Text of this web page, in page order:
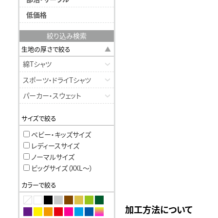
低価格
絞り込み検索
生地の厚さで絞る
綿Tシャツ
スポーツ・ドライTシャツ
パーカー・スウェット
サイズで絞る
ベビー・キッズサイズ
レディースサイズ
ノーマルサイズ
ビッグサイズ（XXL〜）
カラーで絞る
加工方法について